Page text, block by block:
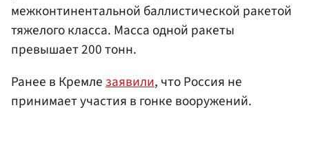
межконтинентальной баллистической ракетой
тяжелого класса. Масса одной ракеты
превышает 200 тонн.
Ранее в Кремлезаявили, что Россия не
принимает участия в гонке вооружений.